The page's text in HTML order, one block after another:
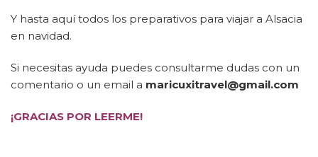
Y hasta aquí todos los preparativos para viajar a Alsacia
en navidad.
Si necesitas ayuda puedes consultarme dudas con un
comentario o un email a maricuxitravel@gmail.com
¡GRACIAS POR LEERME!